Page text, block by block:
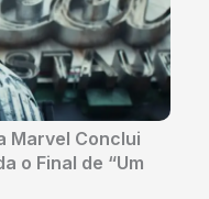
Marvel Conclui
o Final de “Um